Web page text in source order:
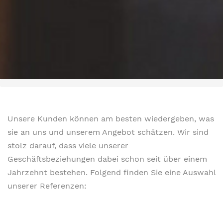
Unsere Kunden können am besten wiedergeben, was
sie an uns und unserem Angebot schätzen. Wir sind
stolz darauf, dass viele unserer
Geschäftsbeziehungen dabei schon seit über einem
Jahrzehnt bestehen. Folgend finden Sie eine Auswahl
unserer Referenzen: